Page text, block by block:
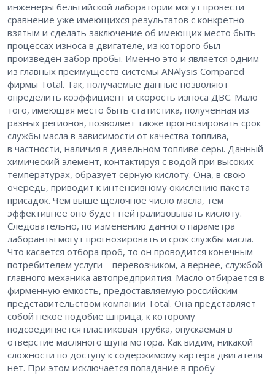
инженеры бельгийской лаборатории могут провести
сравнение уже имеющихся результатов с конкретно
взятым и сделать заключение об имеющих место быть
процессах износа в двигателе, из которого был
произведен забор пробы. Именно это и является одним
из главных преимуществ системы ANAlysis Compared
фирмы Total. Так, получаемые данные позволяют
определить коэффициент и скорость износа ДВС. Мало
того, имеющая место быть статистика, полученная из
разных регионов, позволяет также прогнозировать срок
службы масла в зависимости от качества топлива,
в частности, наличия в дизельном топливе серы. Данный
химический элемент, контактируя с водой при высоких
температурах, образует серную кислоту. Она, в свою
очередь, приводит к интенсивному окислению пакета
присадок. Чем выше щелочное число масла, тем
эффективнее оно будет нейтрализовывать кислоту.
Следовательно, по изменению данного параметра
лаборанты могут прогнозировать и срок службы масла.
Что касается отбора проб, то он проводится конечным
потребителем услуги – перевозчиком, а вернее, службой
главного механика автопредприятия. Масло отбирается в
фирменную емкость, предоставляемую российским
представительством компании Total. Она представляет
собой некое подобие шприца, к которому
подсоединяется пластиковая трубка, опускаемая в
отверстие масляного щупа мотора. Как видим, никакой
сложности по доступу к содержимому картера двигателя
нет. При этом исключается попадание в пробу